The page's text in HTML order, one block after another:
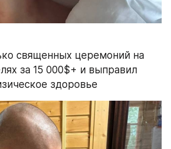
священных церемоний на
за 15 000$+ и выправил
здоровье